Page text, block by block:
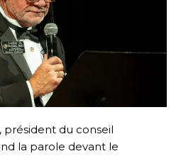
président du conseil
la parole devant le